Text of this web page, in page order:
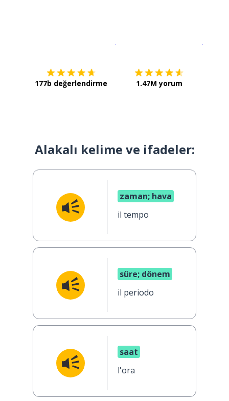
177b değerlendirme 1.47M yorum
Alakalı kelime ve ifadeler:
zaman; hava
il tempo
süre; dönem
il periodo
saat
l'ora